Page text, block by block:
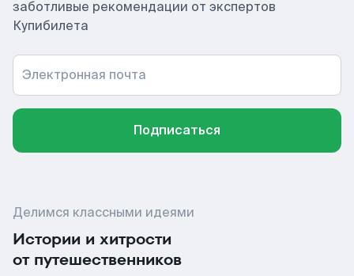
заботливые рекомендации от экспертов
Купибилета
Электронная почта
Подписаться
Делимся классными идеями
Истории и хитрости
от путешественников